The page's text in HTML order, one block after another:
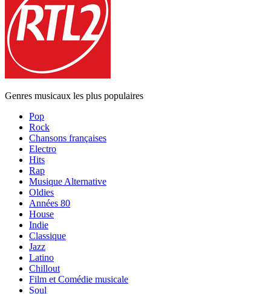
Genres musicaux les plus populaires
Pop
Rock
Chansons françaises
Electro
Hits
Rap
Musique Alternative
Oldies
Années 80
House
Indie
Classique
Jazz
Latino
Chillout
Film et Comédie musicale
Soul